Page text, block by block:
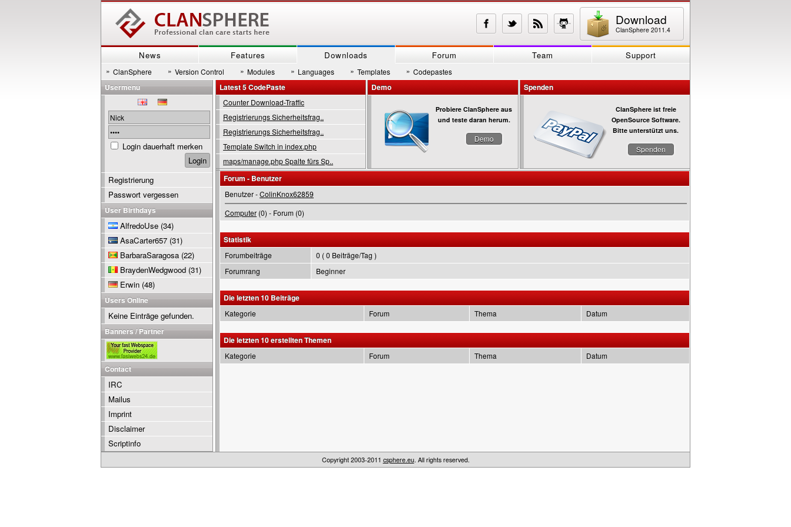
Download
ClanSphere 2011.4
News Features Downloads Forum Team Support
» ClanSphere » Version Control » Modules » Languages » Templates » Codepastes
Latest 5 CodePaste
Counter Download-Traffic
Registrierungs Sicherheitsfrag..
Registrierungs Sicherheitsfrag..
Template Switch in index.php
maps/manage.php Spalte fürs Sp..
Demo
Probiere ClanSphere aus
und teste daran herum.
Demo
Spenden
ClanSphere ist freie
OpenSource Software.
Bitte unterstützt uns.
Spenden
Forum - Benutzer
Benutzer -ColinKnox62859
Computer (0) - Forum (0)
Statistik
Forumbeiträge
0 ( 0 Beiträge/Tag )
Forumrang
Beginner
Die letzten 10 Beiträge
Kategorie Forum Thema Datum
Die letzten 10 erstellten Themen
Kategorie Forum Thema Datum
Usermenu
Login dauerhaft merken
Registrierung
Passwort vergessen
User Birthdays
AlfredoUse (34)
AsaCarter657 (31)
BarbaraSaragosa (22)
BraydenWedgwood (31)
Erwin (48)
Users Online
Keine Einträge gefunden.
Banners / Partner
Contact
IRC
Mailus
Imprint
Disclaimer
Scriptinfo
Copyright 2003-2011 csphere.eu. All rights reserved.